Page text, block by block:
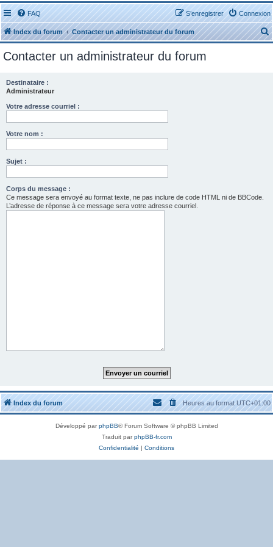
FAQ Connexion
S’enregistrer
Index du forum Contacter un administrateur du forum
e
Contacter un administrateur du forum
Destinataire :
Administrateur
Votre adresse courriel :
Votre nom :
Sujet :
Corps du message :
Ce message sera envoyé au format texte, ne pas inclure de code HTML ni de BBCode.
L’adresse de réponse à ce message sera votre adresse courriel.
Index du forum Heures au formatUTC+01:00
Développé parphpBB® Forum Software © phpBB Limited
Traduit parphpBB-fr.com
Confidentialité | Conditions